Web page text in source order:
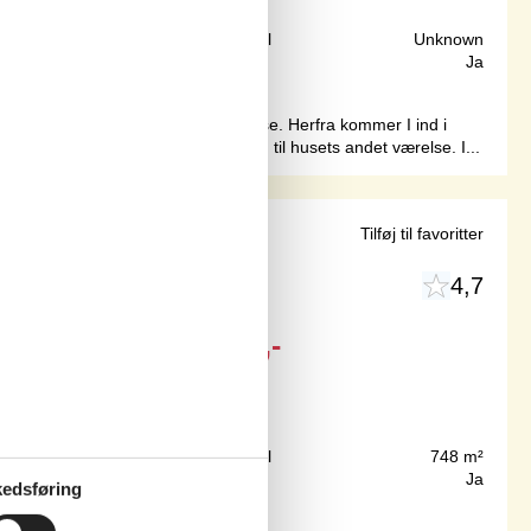
Grundareal
Unknown
Ja
og husets ene badeværelse. Herfra kommer I ind i
og tv, hvorfra der er adgang til husets andet værelse. I...
4,7
9.053,-
300 m
Grundareal
748 m²
Ja
Tilføj til favoritter